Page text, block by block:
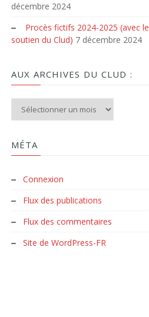
décembre 2024
Procès fictifs 2024-2025 (avec le
soutien du Clud) 7 décembre 2024
AUX ARCHIVES DU CLUD :
Aux archives du Clud :
MÉTA
Connexion
Flux des publications
Flux des commentaires
Site de WordPress-FR